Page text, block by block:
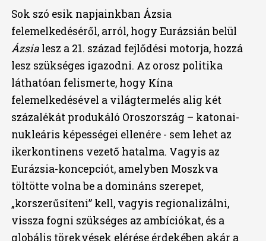
Sok szó esik napjainkban Ázsia
felemelkedéséről, arról, hogy Eurázsián belül
Ázsialesz a 21. század fejlődési motorja, hozzá
lesz szükséges igazodni. Az orosz politika
láthatóan felismerte, hogy Kína
felemelkedésével a világtermelés alig két
százalékát produkáló Oroszország – katonai-
nukleáris képességei ellenére - sem lehet az
ikerkontinens vezető hatalma. Vagyis az
Eurázsia-koncepciót, amelyben Moszkva
töltötte volna be a domináns szerepet,
„korszerűsíteni” kell, vagyis regionalizálni,
vissza fogni szükséges az ambíciókat, és a
globális törekvések elérése érdekében akár a